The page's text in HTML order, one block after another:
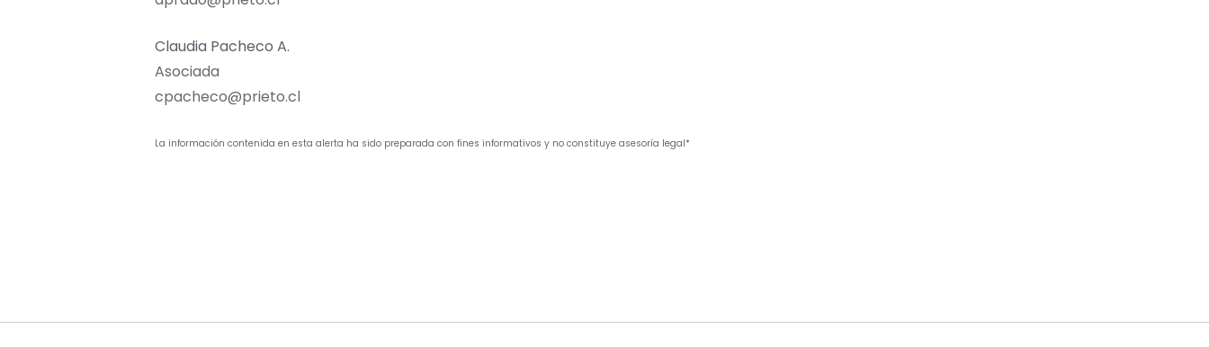
Claudia Pacheco A.
Asociada
cpacheco@prieto.cl
La información contenida en esta alerta ha sido preparada con fines informativos y no constituye asesoría legal*